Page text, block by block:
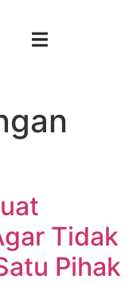
Tidak
Pihak